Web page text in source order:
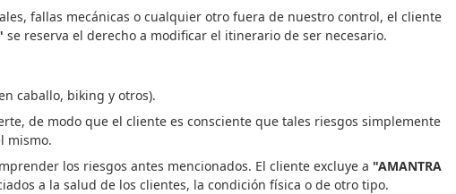
fallas mecánicas o cualquier otro fuera de nuestro control, el cliente
se reserva el derecho a modificar el itinerario de ser necesario.
caballo, biking y otros).
de modo que el cliente es consciente que tales riesgos simplemente
mismo.
los riesgos antes mencionados. El cliente excluye a "AMANTRA
a la salud de los clientes, la condición física o de otro tipo.